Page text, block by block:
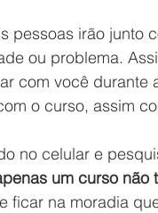
pessoas irão junto
ou problema.
com você durante
o curso, assim
um curso não
ficar na moradia